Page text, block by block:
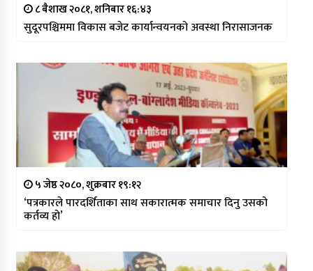
८ बैशाख २०८१, शनिबार १६:४३
सुदूरपश्चिममा विकास बजेट कार्यान्वयनको अवस्था निरासाजनक
५ जेष्ठ २०८०, शुक्रबार १९:१२
‘पत्रकारले पारदर्शिताका साथ सकारात्मक समाचार दिनु उसको
कर्तव्य हो’